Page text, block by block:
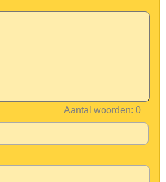
Aantal woorden: